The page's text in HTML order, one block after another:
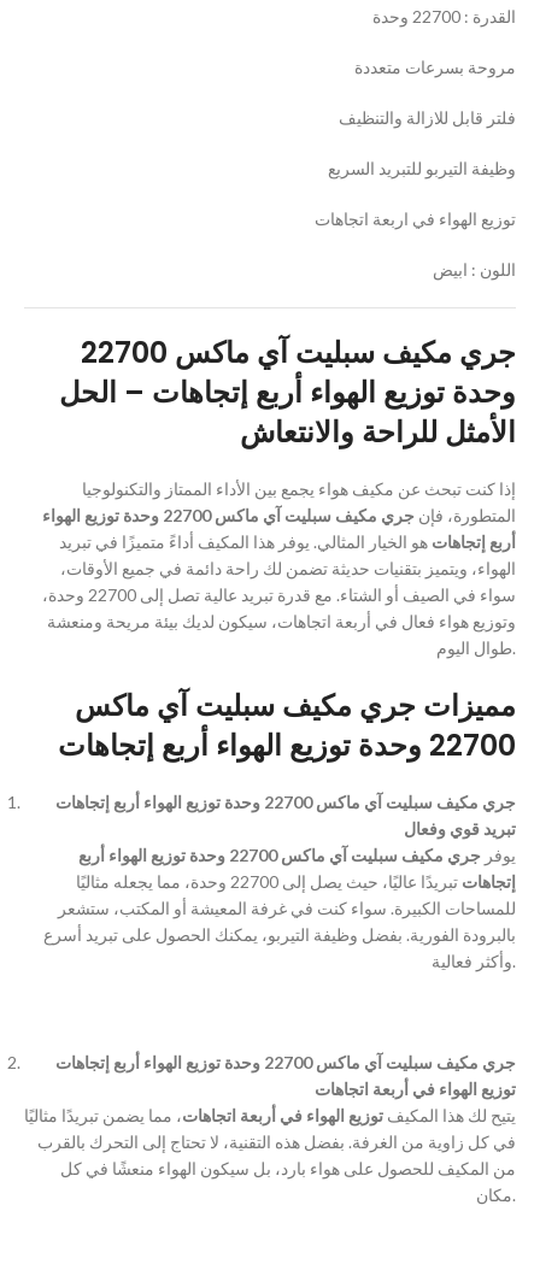
القدرة : 22700 وحدة
مروحة بسرعات متعددة
فلتر قابل للازالة والتنظيف
وظيفة التيربو للتبريد السريع
توزيع الهواء في اربعة اتجاهات
اللون : ابيض
جري مكيف سبليت آي ماكس 22700
وحدة توزيع الهواء أربع إتجاهات – الحل
الأمثل للراحة والانتعاش
إذا كنت تبحث عن مكيف هواء يجمع بين الأداء الممتاز والتكنولوجيا
المتطورة، فإن
جري مكيف سبليت آي ماكس 22700 وحدة توزيع الهواء
أربع إتجاهات هو الخيار المثالي. يوفر هذا المكيف أداءً متميزًا في تبريد
الهواء، ويتميز بتقنيات حديثة تضمن لك راحة دائمة في جميع الأوقات،
سواء في الصيف أو الشتاء. مع قدرة تبريد عالية تصل إلى 22700 وحدة،
وتوزيع هواء فعال في أربعة اتجاهات، سيكون لديك بيئة مريحة ومنعشة
طوال اليوم.
مميزات جري مكيف سبليت آي ماكس
22700 وحدة توزيع الهواء أربع إتجاهات
جري مكيف سبليت آي ماكس 22700 وحدة توزيع الهواء أربع إتجاهات
تبريد قوي وفعال
يوفر
جري مكيف سبليت آي ماكس 22700 وحدة توزيع الهواء أربع
إتجاهات
تبريدًا عاليًا، حيث يصل إلى 22700 وحدة، مما يجعله مثاليًا
للمساحات الكبيرة. سواء كنت في غرفة المعيشة أو المكتب، ستشعر
بالبرودة الفورية. بفضل وظيفة التيربو، يمكنك الحصول على تبريد أسرع
وأكثر فعالية.
جري مكيف سبليت آي ماكس 22700 وحدة توزيع الهواء أربع إتجاهات
توزيع الهواء في أربعة اتجاهات
يتيح لك هذا المكيف توزيع الهواء في أربعة اتجاهات، مما يضمن تبريدًا مثاليًا
في كل زاوية من الغرفة. بفضل هذه التقنية، لا تحتاج إلى التحرك بالقرب
من المكيف للحصول على هواء بارد، بل سيكون الهواء منعشًا في كل
مكان.